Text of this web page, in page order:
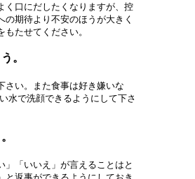
く口にだしたくなりますが、控
期待より不安のほうが大きく
たせてください。
。
さい。また食事は好き嫌いな
水で洗顔できるようにして下さ
「いいえ」が言えることはと